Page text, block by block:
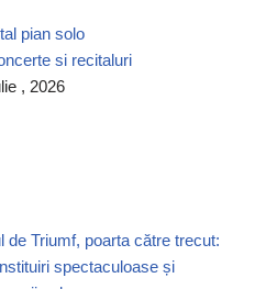
pian solo
si recitaluri
, 2026
de Triumf, poarta către trecut:
spectaculoase și